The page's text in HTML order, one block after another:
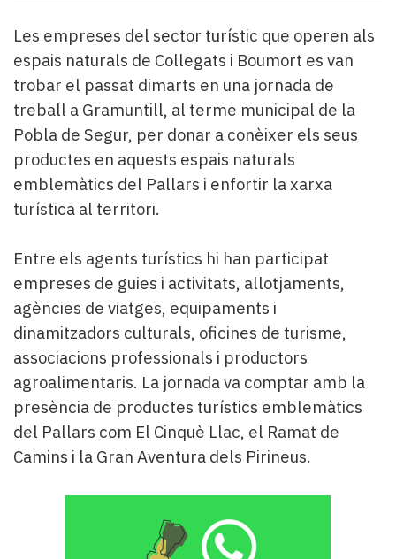
Pallars
Contingut
patrocinat
Lo
més
llegit...
Editorial
Les empreses del sector turístic que operen als
espais naturals de Collegats i Boumort es van
trobar el passat dimarts en una jornada de
treball a Gramuntill, al terme municipal de la
Pobla de Segur, per donar a conèixer els seus
productes en aquests espais naturals
emblemàtics del Pallars i enfortir la xarxa
turística al territori.
Entre els agents turístics hi han participat
empreses de guies i activitats, allotjaments,
agències de viatges, equipaments i
dinamitzadors culturals, oficines de turisme,
associacions professionals i productors
agroalimentaris. La jornada va comptar amb la
presència de productes turístics emblemàtics
del Pallars com El Cinquè Llac, el Ramat de
Camins i la Gran Aventura dels Pirineus.